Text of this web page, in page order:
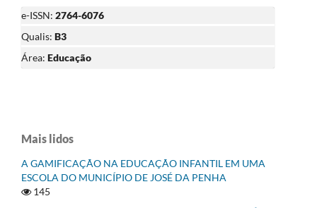
e-ISSN: 2764-6076
Qualis: B3
Área: Educação
Mais lidos
A GAMIFICAÇÃO NA EDUCAÇÃO INFANTIL EM UMA
ESCOLA DO MUNICÍPIO DE JOSÉ DA PENHA
145